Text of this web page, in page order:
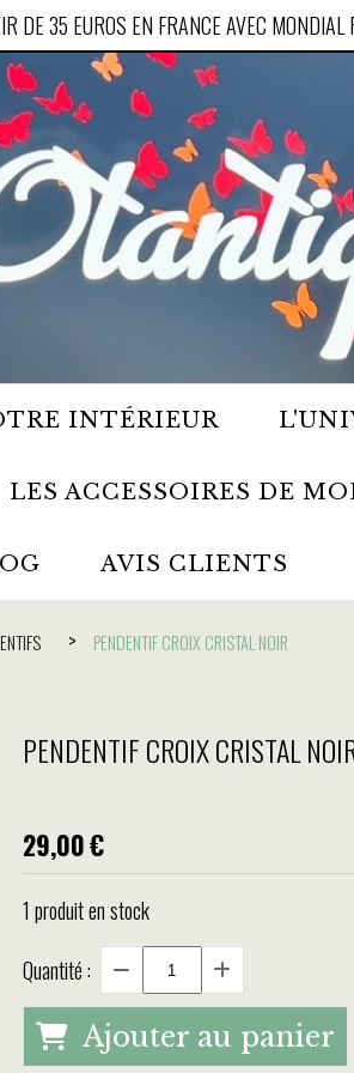
DE 35 EUROS EN FRANCE AVEC
INTÉRIEUR
LES ACCESSOIRES DE
AVIS CLIENTS
PENDENTIF CROIX CRISTAL NOIR
PENDENTIF CROIX CRISTAL
29,00€
1 produit en stock
Quantité :
Ajouter au panier